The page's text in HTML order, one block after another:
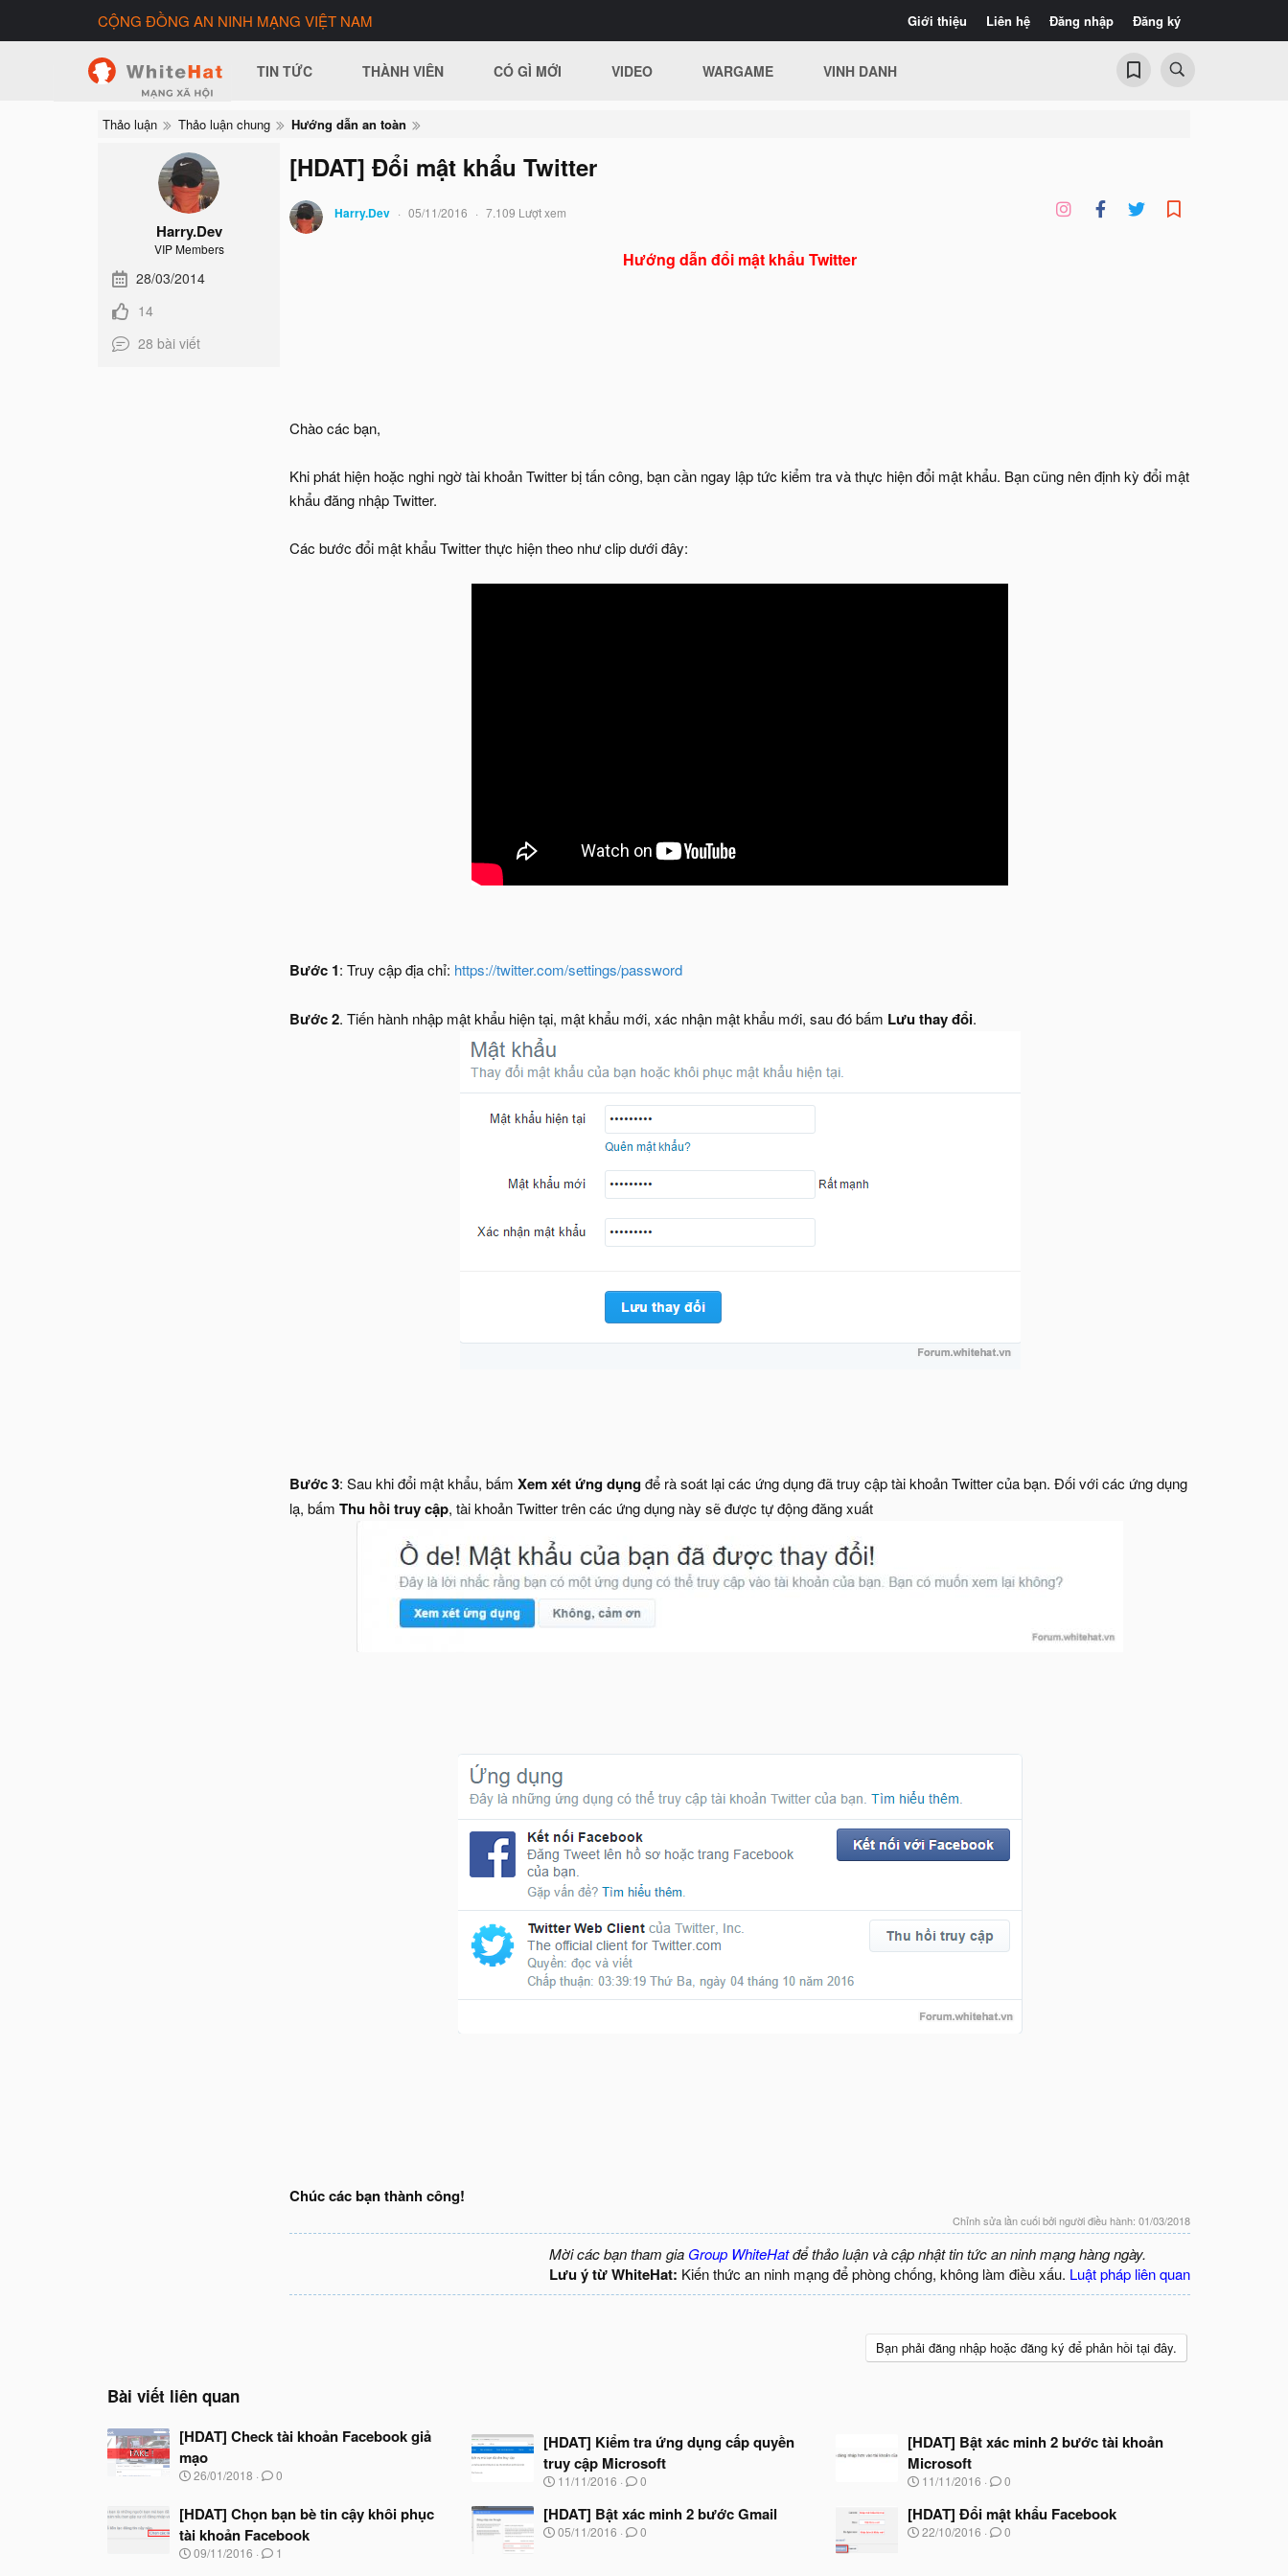
Giới thiệu Liên hệ Đăng nhập Đăng ký
CỘNG ĐỒNG AN NINH MẠNG VIỆT NAM
TIN TỨC THÀNH VIÊN CÓ GÌ MỚI VIDEO WARGAME VINH DANH
Thảo luận Thảo luận chung Hướng dẫn an toàn
Harry.Dev
VIP Members
28/03/2014
14
28 bài viết
[HDAT] Đổi mật khẩu Twitter
Harry.Dev 05/11/2016 7.109 Lượt xem
Hướng dẫn đổi mật khẩu Twitter
Chào các bạn,
Khi phát hiện hoặc nghi ngờ tài khoản Twitter bị tấn công, bạn cần ngay lập tức kiểm tra và thực hiện đổi mật khẩu. Bạn cũng nên định kỳ đổi mật
khẩu đăng nhập Twitter.
Các bước đổi mật khẩu Twitter thực hiện theo như clip dưới đây:
Bước 1: Truy cập địa chỉ: https://twitter.com/settings/password
Bước 2. Tiến hành nhập mật khẩu hiện tại, mật khẩu mới, xác nhận mật khẩu mới, sau đó bấm Lưu thay đổi.
Bước 3: Sau khi đổi mật khẩu, bấm Xem xét ứng dụngđể rà soát lại các ứng dụng đã truy cập tài khoản Twitter của bạn. Đối với các ứng dụng
lạ, bấm Thu hồi truy cập, tài khoản Twitter trên các ứng dụng này sẽ được tự động đăng xuất
Chúc các bạn thành công!
Chỉnh sửa lần cuối bởi người điều hành: 01/03/2018
Mời các bạn tham gia Group WhiteHatđể thảo luận và cập nhật tin tức an ninh mạng hàng ngày.
Lưu ý từ WhiteHat: Kiến thức an ninh mạng để phòng chống, không làm điều xấu. Luật pháp liên quan
Bạn phải đăng nhập hoặc đăng ký để phản hồi tại đây.
Bài viết liên quan
[HDAT] Check tài khoản Facebook giả
mạo
N
y
b
ắ
26/01/2018 0
[HDAT] Kiểm tra ứng dụng cấp quyền
truy cập Microsoft
N
à
y
b
11/11/2016 0
[HDAT] Bật xác minh 2 bước tài khoản
Microsoft
N
à
y
b
11/11/2016 0
[HDAT] Chọn bạn bè tin cậy khôi phục
tài khoản Facebook
N
09/11/2016 1
[HDAT] Bật xác minh 2 bước Gmail
N
05/11/2016 0
[HDAT] Đổi mật khẩu Facebook
N
22/10/2016 0